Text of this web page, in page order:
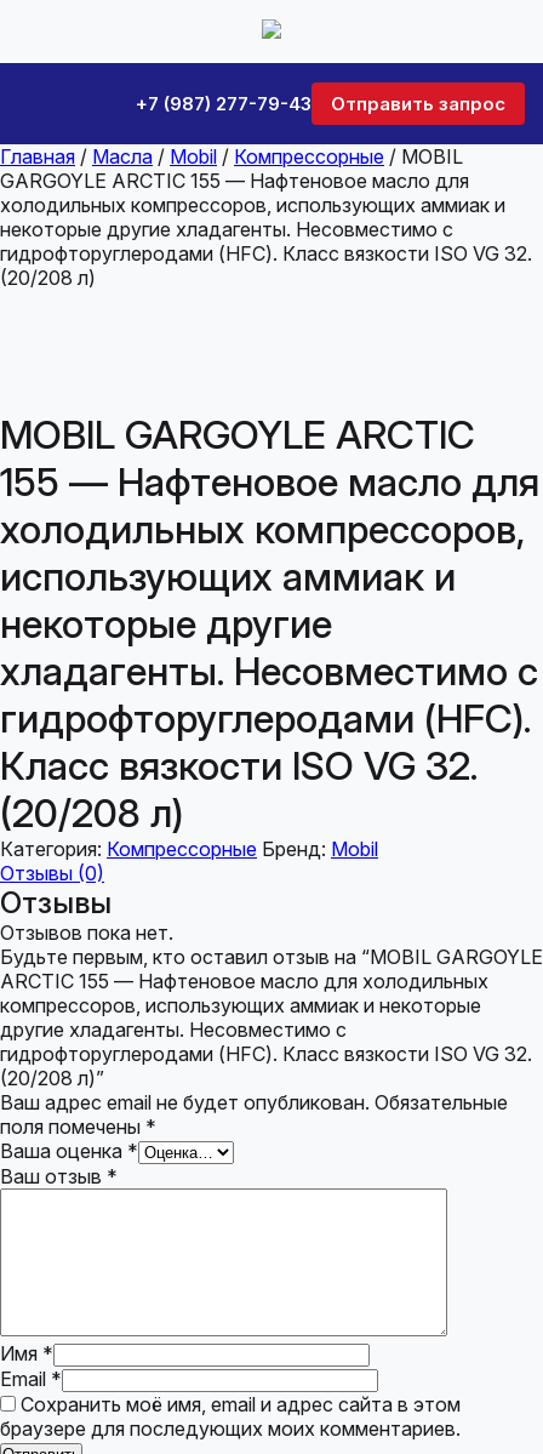
+7 (987) 277-79-43 Отправить запрос
Главная / Масла / Mobil / Компрессорные / MOBIL
GARGOYLE ARCTIC 155 — Нафтеновое масло для
холодильных компрессоров, использующих аммиак и
некоторые другие хладагенты. Несовместимо с
гидрофторуглеродами (HFC). Класс вязкости ISO VG 32.
(20/208 л)
MOBIL GARGOYLE ARCTIC
155 — Нафтеновое масло для
холодильных компрессоров,
использующих аммиак и
некоторые другие
хладагенты. Несовместимо с
гидрофторуглеродами (HFC).
Класс вязкости ISO VG 32.
(20/208 л)
Категория: Компрессорные Бренд: Mobil
Отзывы (0)
Отзывы
Отзывов пока нет.
Будьте первым, кто оставил отзыв на “MOBIL GARGOYLE
ARCTIC 155 — Нафтеновое масло для холодильных
компрессоров, использующих аммиак и некоторые
другие хладагенты. Несовместимо с
гидрофторуглеродами (HFC). Класс вязкости ISO VG 32.
(20/208 л)”
Ваш адрес email не будет опубликован. Обязательные
поля помечены *
Ваша оценка *
Ваш отзыв *
Имя *
Email *
Сохранить моё имя, email и адрес сайта в этом
браузере для последующих моих комментариев.